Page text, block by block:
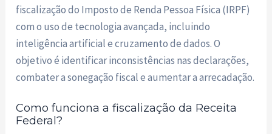
fiscalização do Imposto de Renda Pessoa Física (IRPF)
com o uso de tecnologia avançada, incluindo
inteligência artificial e cruzamento de dados. O
objetivo é identificar inconsistências nas declarações,
combater a sonegação fiscal e aumentar a arrecadação.
Como funciona a fiscalização da Receita
Federal?